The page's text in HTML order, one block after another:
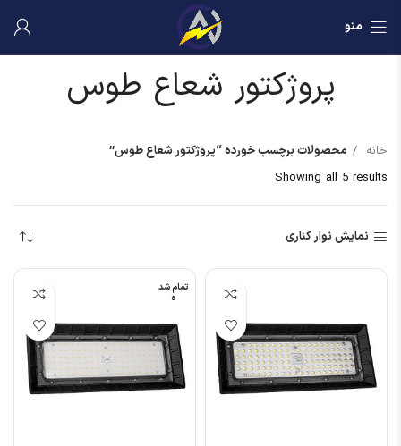
منو
پروژکتور شعاع طوس
خانه
محصولات برچسب خورده “پروژکتور شعاع طوس”
Showing all 5 results
نمایش نوار کناری
تمام شد
ه